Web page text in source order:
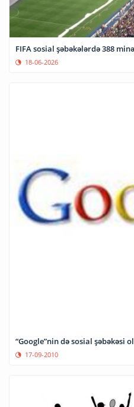
FIFA sosial şəbəkələrdə 388
18-06-2026
“Google”nin də sosial şəbəkəsi
17-09-2010